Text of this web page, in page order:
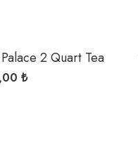
2 Quart Tea
₺